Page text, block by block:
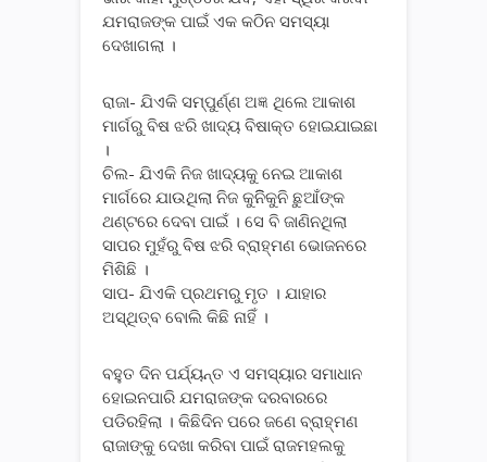
ଯମରାଜଙ୍କ ପାଇଁ ଏକ କଠିନ ସମସ୍ୟା
ଦେଖାଗଲା ।
ରାଜା- ଯିଏକି ସମ୍ପୁର୍ଣ୍ଣ ଅଜ୍ଞ ଥିଲେ ଆକାଶ
ମାର୍ଗରୁ ବିଷ ଝରି ଖାଦ୍ୟ ବିଷାକ୍ତ ହୋଇଯାଇଛା
।
ଚିଲ- ଯିଏକି ନିଜ ଖାଦ୍ୟକୁ ନେଇ ଆକାଶ
ମାର୍ଗରେ ଯାଉଥିଲା ନିଜ କୁନିିକୁନି ଛୁଆଁଙ୍କ
ଥଣ୍ଟରେ ଦେବା ପାଇଁ । ସେ ବି ଜାଣିନଥିଲା
ସାପର ମୁହଁରୁ ବିଷ ଝରି ବ୍ରାହ୍ମଣ ଭୋଜନରେ
ମିଶିଛି ।
ସାପ- ଯିଏକି ପ୍ରଥମରୁ ମୃତ । ଯାହାର
ଅସ୍ଥିତ୍ବ ବୋଲି କିଛି ନାହିଁ ।
ବହୁତ ଦିନ ପର୍ଯ୍ୟନ୍ତ ଏ ସମସ୍ୟାର ସମାଧାନ
ହୋଇନପାରି ଯମରାଜଙ୍କ ଦରବାରରେ
ପଡିରହିଲା । କିଛିଦିନ ପରେ ଜଣେ ବ୍ରାହ୍ମଣ
ରାଜାଙ୍କୁ ଦେଖା କରିବା ପାଇଁ ରାଜମହଲକୁ